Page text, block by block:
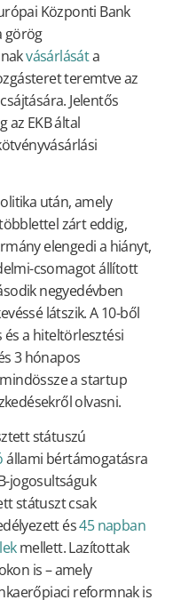
Központi Bank
görög
vásárlásáta
teremtve az
Jelentős
az EKB által
után, amely
zárt eddig,
elengedi a hiányt,
csomagot állított
negyedévben
látszik. A 10-ből
a hiteltörlesztési
3 hónapos
a startup
olvasni.
státuszú
állami bértámogatásra
jogosultságuk
státuszt csak
és45 napban
mellett. Lazítottak
is – amely
reformnak is